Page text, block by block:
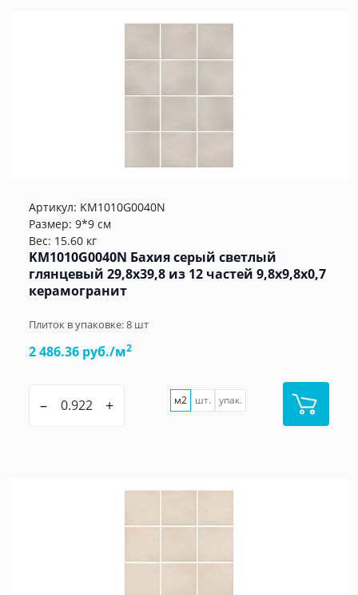
Артикул: KM1010G0040N
Размер: 9*9 см
Вес: 15.60 кг
KM1010G0040N Бахия серый светлый
глянцевый 29,8х39,8 из 12 частей 9,8x9,8x0,7
керамогранит
Плиток в упаковке:8 шт
2 486.36 руб./м2
– + м2 шт. упак.